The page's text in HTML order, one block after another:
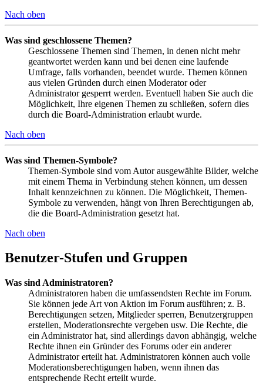
Nach oben
Was sind geschlossene Themen?
Geschlossene Themen sind Themen, in denen nicht mehr
geantwortet werden kann und bei denen eine laufende
Umfrage, falls vorhanden, beendet wurde. Themen können
aus vielen Gründen durch einen Moderator oder
Administrator gesperrt werden. Eventuell haben Sie auch die
Möglichkeit, Ihre eigenen Themen zu schließen, sofern dies
durch die Board-Administration erlaubt wurde.
Nach oben
Was sind Themen-Symbole?
Themen-Symbole sind vom Autor ausgewählte Bilder, welche
mit einem Thema in Verbindung stehen können, um dessen
Inhalt kennzeichnen zu können. Die Möglichkeit, Themen-
Symbole zu verwenden, hängt von Ihren Berechtigungen ab,
die die Board-Administration gesetzt hat.
Nach oben
Benutzer-Stufen und Gruppen
Was sind Administratoren?
Administratoren haben die umfassendsten Rechte im Forum.
Sie können jede Art von Aktion im Forum ausführen; z. B.
Berechtigungen setzen, Mitglieder sperren, Benutzergruppen
erstellen, Moderationsrechte vergeben usw. Die Rechte, die
ein Administrator hat, sind allerdings davon abhängig, welche
Rechte ihnen ein Gründer des Forums oder ein anderer
Administrator erteilt hat. Administratoren können auch volle
Moderationsberechtigungen haben, wenn ihnen das
entsprechende Recht erteilt wurde.